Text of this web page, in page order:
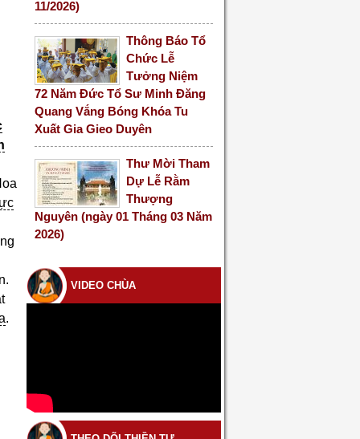
.
11/2026)
Thông Báo Tổ
Chức Lễ
Tưởng Niệm
72 Năm Đức Tổ Sư Minh Đăng
Quang Vắng Bóng Khóa Tu
Xuất Gia Gieo Duyên
Thư Mời Tham
Dự Lễ Rằm
Thượng
Nguyên (ngày 01 Tháng 03 Năm
2026)
VIDEO CHÙA